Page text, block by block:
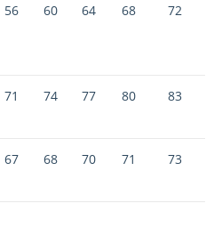
56 60 64 68 72
71 74 77 80 83
67 68 70 71 73